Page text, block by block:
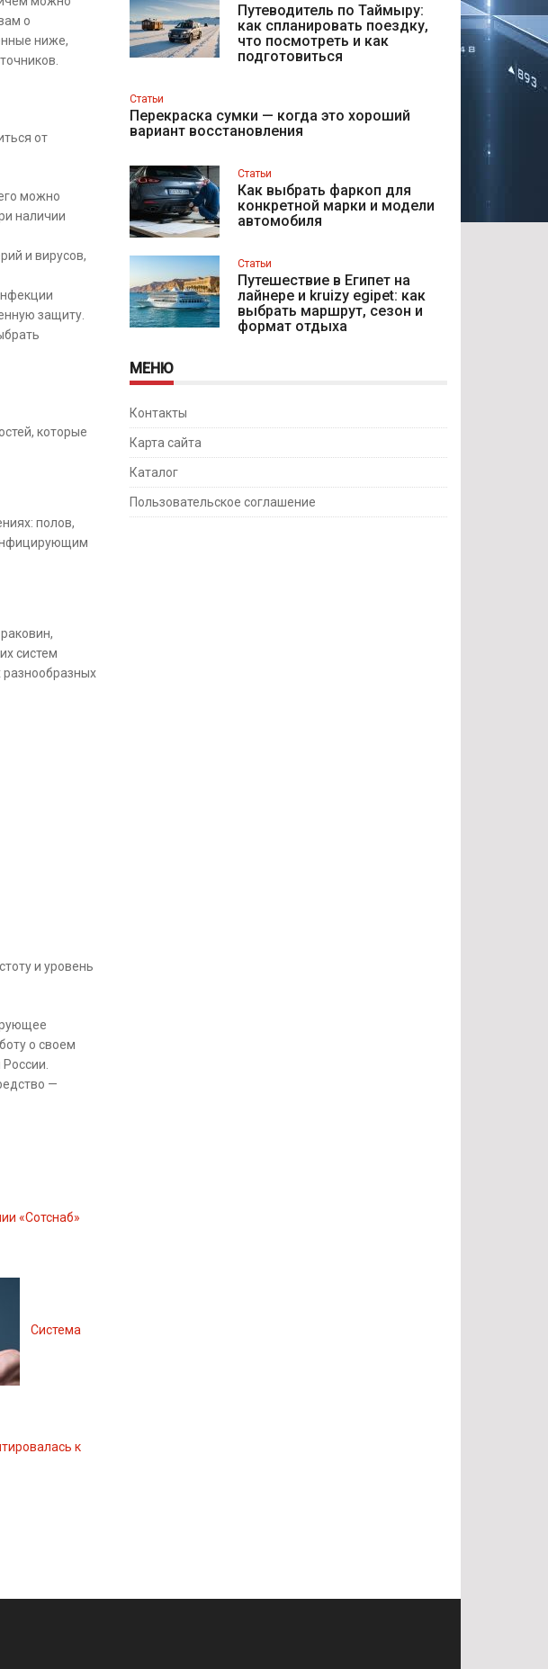
о
ниже,
от
можно
наличии
и вирусов,
защиту.
которые
полов,
систем
и уровень
о своем
—
«Сотснаб»
Система
к
Путеводитель по Таймыру:
как спланировать поездку,
что посмотреть и как
подготовиться
Статьи
Перекраска сумки — когда это хороший
вариант восстановления
Статьи
Как выбрать фаркоп для
конкретной марки и модели
автомобиля
Статьи
Путешествие в Египет на
лайнере и kruizy egipet: как
выбрать маршрут, сезон и
формат отдыха
МЕНЮ
Контакты
Карта сайта
Каталог
Пользовательское соглашение